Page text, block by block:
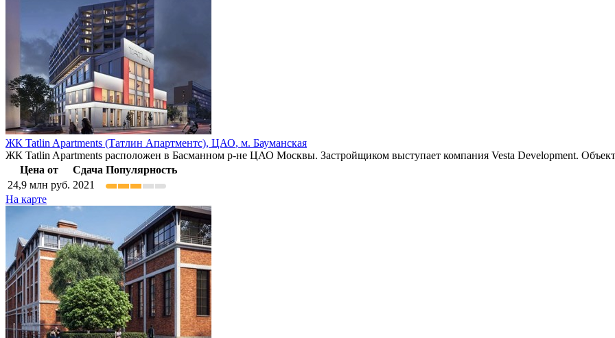
ЖК Tatlin Apartments (Татлин Апартментс), ЦАО, м. Бауманская
ЖК Tatlin Apartments расположен в Басманном р-не ЦАО Москвы. Застройщиком выступает компания Vesta Development. Объект
Цена от
Сдача Популярность
24,9 млн руб. 2021
На карте